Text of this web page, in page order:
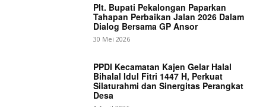
Plt. Bupati Pekalongan Paparkan
Tahapan Perbaikan Jalan 2026 Dalam
Dialog Bersama GP Ansor
30 Mei 2026
PPDI Kecamatan Kajen Gelar Halal
Bihalal Idul Fitri 1447 H, Perkuat
Silaturahmi dan Sinergitas Perangkat
Desa